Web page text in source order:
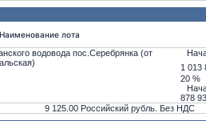
Наименование лота
водовода пос.Серебрянка (от
1 013
20 %
878
9 125.00 Российский рубль. Без НДС